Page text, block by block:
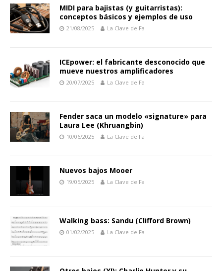
MIDI para bajistas (y guitarristas):
conceptos básicos y ejemplos de uso
21/08/2025 La Clave de Fa
ICEpower: el fabricante desconocido que
mueve nuestros amplificadores
20/07/2025 La Clave de Fa
Fender saca un modelo «signature» para
Laura Lee (Khruangbin)
10/06/2025 La Clave de Fa
Nuevos bajos Mooer
19/05/2025 La Clave de Fa
Walking bass: Sandu (Clifford Brown)
01/02/2025 La Clave de Fa